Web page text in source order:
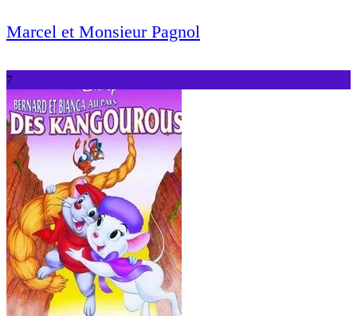
Marcel et Monsieur Pagnol
7